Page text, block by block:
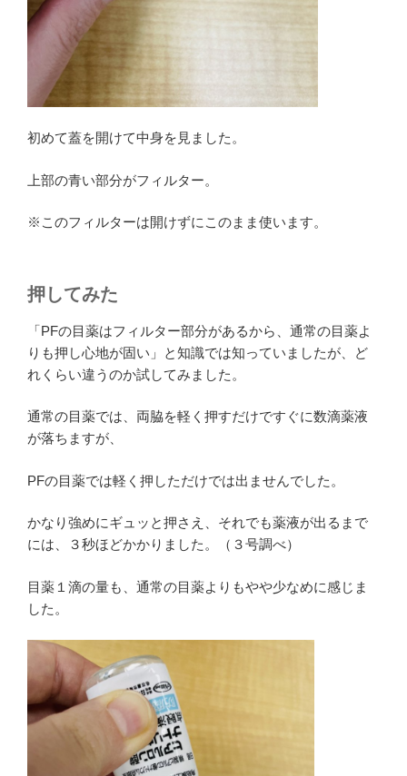
初めて蓋を開けて中身を見ました。
上部の青い部分がフィルター。
※このフィルターは開けずにこのまま使います。
押してみた
「PFの目薬はフィルター部分があるから、通常の目薬よ
りも押し心地が固い」と知識では知っていましたが、ど
れくらい違うのか試してみました。
通常の目薬では、両脇を軽く押すだけですぐに数滴薬液
が落ちますが、
PFの目薬では軽く押しただけでは出ませんでした。
かなり強めにギュッと押さえ、それでも薬液が出るまで
には、３秒ほどかかりました。（３号調べ）
目薬１滴の量も、通常の目薬よりもやや少なめに感じま
した。